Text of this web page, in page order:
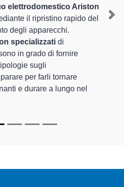
elettrodomestico Ariston
il ripristino rapido del
degli apparecchi.
specializzati di
in grado di fornire
sugli
per farli tornare
e durare a lungo nel